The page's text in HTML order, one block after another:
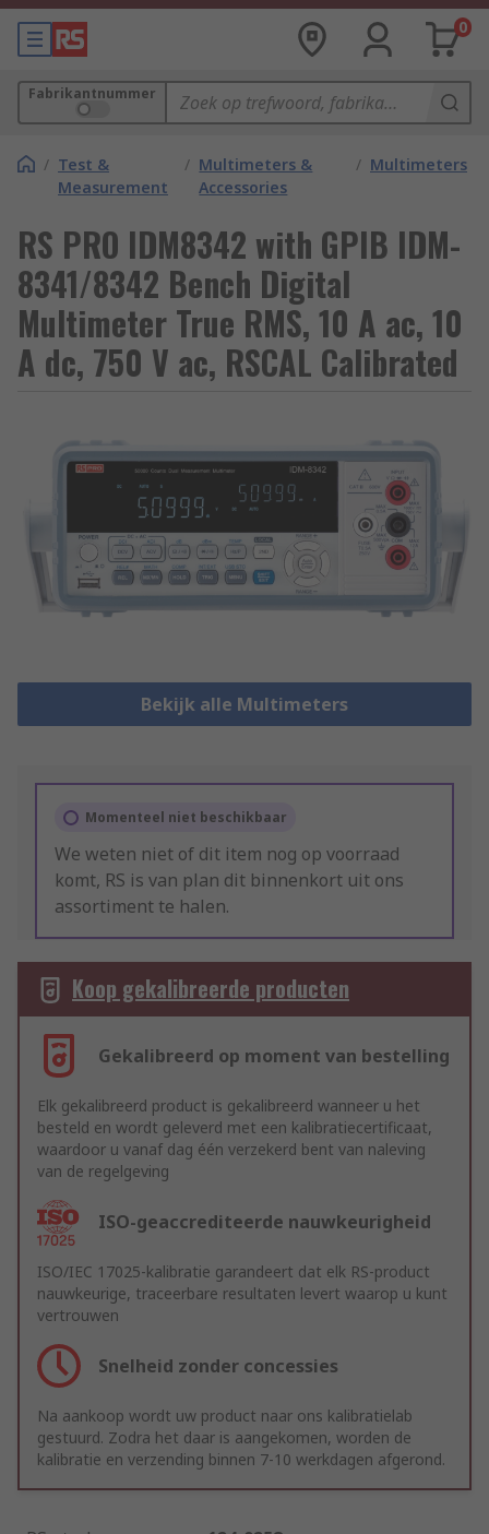
0
Fabrikantnummer
/ Test &
Measurement
/ Multimeters &
Accessories
/ Multimeters
RS PRO IDM8342 with GPIB IDM-
8341/8342 Bench Digital
Multimeter True RMS, 10 A ac, 10
A dc, 750 V ac, RSCAL Calibrated
Bekijk alle Multimeters
Momenteel niet beschikbaar
We weten niet of dit item nog op voorraad
komt, RS is van plan dit binnenkort uit ons
assortiment te halen.
Koop gekalibreerde producten
Gekalibreerd op moment van bestelling
Elk gekalibreerd product is gekalibreerd wanneer u het
besteld en wordt geleverd met een kalibratiecertificaat,
waardoor u vanaf dag één verzekerd bent van naleving
van de regelgeving
ISO-geaccrediteerde nauwkeurigheid
ISO/IEC 17025-kalibratie garandeert dat elk RS-product
nauwkeurige, traceerbare resultaten levert waarop u kunt
vertrouwen
Snelheid zonder concessies
Na aankoop wordt uw product naar ons kalibratielab
gestuurd. Zodra het daar is aangekomen, worden de
kalibratie en verzending binnen 7-10 werkdagen afgerond.